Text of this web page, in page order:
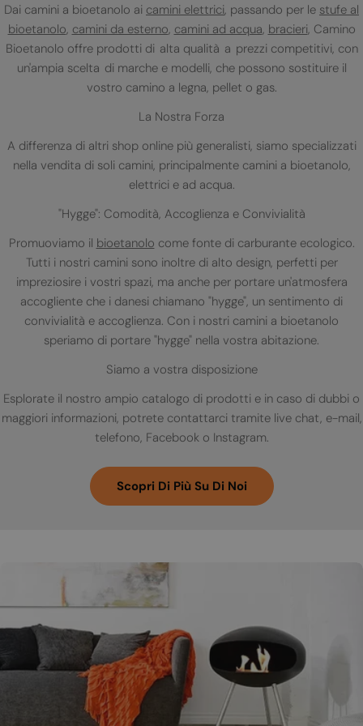
Dai camini a bioetanolo ai camini elettrici, passando per le stufe al
bioetanolo, camini da esterno, camini ad acqua, bracieri, Camino
Bioetanolo offre prodotti di alta qualità a prezzi competitivi, con
un'ampia scelta di marche e modelli, che possono sostituire il
vostro camino a legna, pellet o gas.
La Nostra Forza
A differenza di altri shop online più generalisti, siamo specializzati
nella vendita di soli camini, principalmente camini a bioetanolo,
elettrici e ad acqua.
"Hygge": Comodità, Accoglienza e Convivialità
Promuoviamo il bioetanolo come fonte di carburante ecologico.
Tutti i nostri camini sono inoltre di alto design, perfetti per
impreziosire i vostri spazi, ma anche per portare un'atmosfera
accogliente che i danesi chiamano "hygge", un sentimento di
convivialità e accoglienza. Con i nostri camini a bioetanolo
speriamo di portare "hygge" nella vostra abitazione.
Siamo a vostra disposizione
Esplorate il nostro ampio catalogo di prodotti e in caso di dubbi o
maggiori informazioni, potrete contattarci tramite live chat, e-mail,
telefono, Facebook o Instagram.
Scopri Di Più Su Di Noi